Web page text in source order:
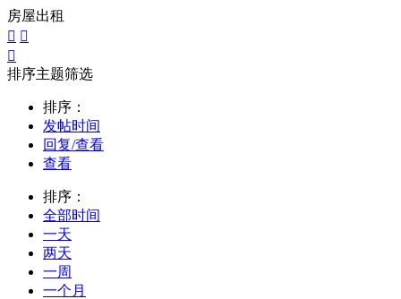
房屋出租
 

排序主题筛选
排序：
发帖时间
回复/查看
查看
排序：
全部时间
一天
两天
一周
一个月